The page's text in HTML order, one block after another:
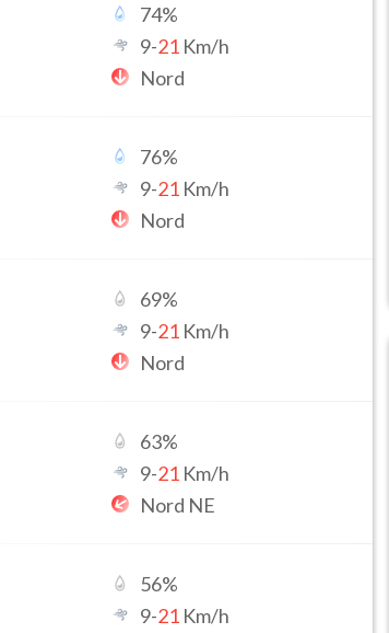
74%
9-21 Km/h
Nord
76%
9-21 Km/h
Nord
69%
9-21 Km/h
Nord
63%
9-21 Km/h
Nord NE
56%
9-21 Km/h